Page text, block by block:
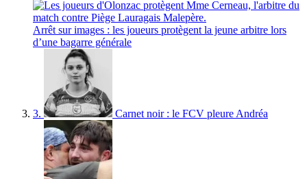
Arrêt sur images : les joueurs protègent la jeune arbitre lors
d’une bagarre générale
3. Carnet noir : le FCV pleure Andréa